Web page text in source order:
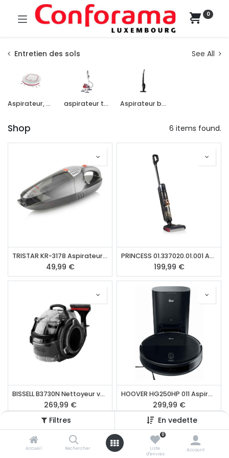
Filtres En vedette
Accueil Rechercher
0
Liste
d'envies
Account
0
Entretien des sols See All
Aspirateur, nettoyeur aspirateur traineau Aspirateur balai
Shop 6 items found.
TRISTAR KR-3178 Aspirateur à main
49,99 €
PRINCESS 01.337020.01.001 Aspirateur laveur
199,99 €
BISSELL B3730N Nettoyeur vapeur
269,99 €
HOOVER HG250HP 011 Aspirateur robot
299,99 €